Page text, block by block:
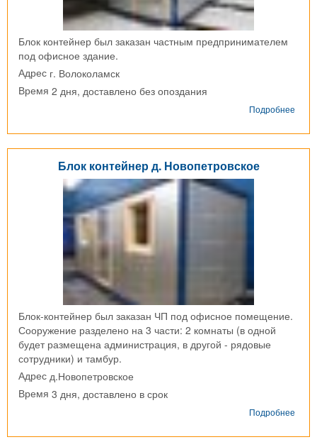
Блок контейнер был заказан частным предпринимателем
под офисное здание.
Адрес г. Волоколамск
Время 2 дня, доставлено без опоздания
Подробнее
Блок контейнер д. Новопетровское
Блок-контейнер был заказан ЧП под офисное помещение.
Сооружение разделено на 3 части: 2 комнаты (в одной
будет размещена администрация, в другой - рядовые
сотрудники) и тамбур.
Адрес д.Новопетровское
Время 3 дня, доставлено в срок
Подробнее